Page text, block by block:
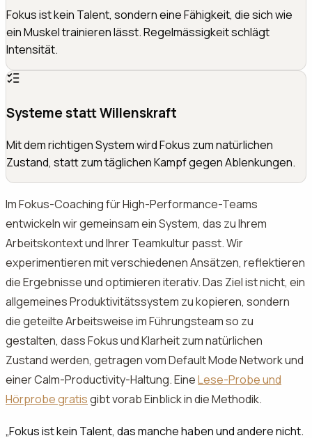
Fokus ist kein Talent, sondern eine Fähigkeit, die sich wie
ein Muskel trainieren lässt. Regelmässigkeit schlägt
Intensität.
Systeme statt Willenskraft
Mit dem richtigen System wird Fokus zum natürlichen
Zustand, statt zum täglichen Kampf gegen Ablenkungen.
Im Fokus-Coaching für High-Performance-Teams
entwickeln wir gemeinsam ein System, das zu Ihrem
Arbeitskontext und Ihrer Teamkultur passt. Wir
experimentieren mit verschiedenen Ansätzen, reflektieren
die Ergebnisse und optimieren iterativ. Das Ziel ist nicht, ein
allgemeines Produktivitätssystem zu kopieren, sondern
die geteilte Arbeitsweise im Führungsteam so zu
gestalten, dass Fokus und Klarheit zum natürlichen
Zustand werden, getragen vom Default Mode Network und
einer Calm-Productivity-Haltung. EineLese-Probe und
Hörprobe gratisgibt vorab Einblick in die Methodik.
„Fokus ist kein Talent, das manche haben und andere nicht.